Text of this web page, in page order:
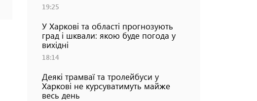
19:25
У Харкові та області прогнозують
град і шквали: якою буде погода у
вихідні
18:14
Деякі трамваї та тролейбуси у
Харкові не курсуватимуть майже
весь день